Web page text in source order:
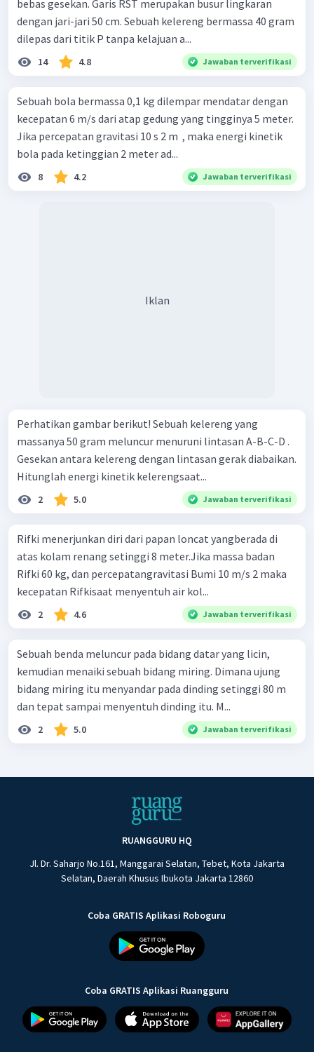
bebas gesekan. Garis RST merupakan busur lingkaran
dengan jari-jari 50 cm. Sebuah kelereng bermassa 40 gram
dilepas dari titik P tanpa kelajuan a...
14 4.8 Jawaban terverifikasi
Sebuah bola bermassa 0,1 kg dilempar mendatar dengan
kecepatan 6 m/s dari atap gedung yang tingginya 5 meter.
Jika percepatan gravitasi 10 s 2 m ​ , maka energi kinetik
bola pada ketinggian 2 meter ad...
8 4.2 Jawaban terverifikasi
Iklan
Perhatikan gambar berikut! Sebuah kelereng yang
massanya 50 gram meluncur menuruni lintasan A-B-C-D .
Gesekan antara kelereng dengan lintasan gerak diabaikan.
Hitunglah energi kinetik kelerengsaat...
2 5.0 Jawaban terverifikasi
Rifki menerjunkan diri dari papan loncat yangberada di
atas kolam renang setinggi 8 meter.Jika massa badan
Rifki 60 kg, dan percepatangravitasi Bumi 10 m/s 2 maka
kecepatan Rifkisaat menyentuh air kol...
2 4.6 Jawaban terverifikasi
Sebuah benda meluncur pada bidang datar yang licin,
kemudian menaiki sebuah bidang miring. Dimana ujung
bidang miring itu menyandar pada dinding setinggi 80 m
dan tepat sampai menyentuh dinding itu. M...
2 5.0 Jawaban terverifikasi
RUANGGURU HQ
Jl. Dr. Saharjo No.161, Manggarai Selatan, Tebet, Kota Jakarta
Selatan, Daerah Khusus Ibukota Jakarta 12860
Coba GRATIS Aplikasi Roboguru
Coba GRATIS Aplikasi Ruangguru